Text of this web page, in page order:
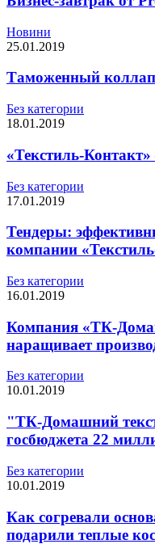
Новини
25.01.2019
Таможенный
Без категории
18.01.2019
«Текстиль-
Без категории
17.01.2019
Тендеры:
компании
Без категории
16.01.2019
Компания «ТК-
наращивает
Без категории
10.01.2019
"ТК-Домашний
госбюджета 22
Без категории
10.01.2019
Как согревали
подарили теплые